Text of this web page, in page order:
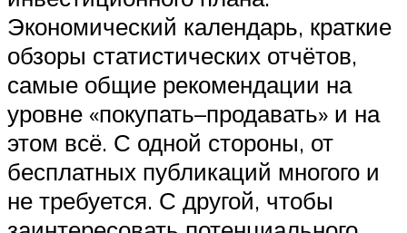
Экономический календарь, краткие
обзоры статистических отчётов,
самые общие рекомендации на
уровне «покупать–продавать» и на
этом всё. С одной стороны, от
бесплатных публикаций многого и
не требуется. С другой, чтобы